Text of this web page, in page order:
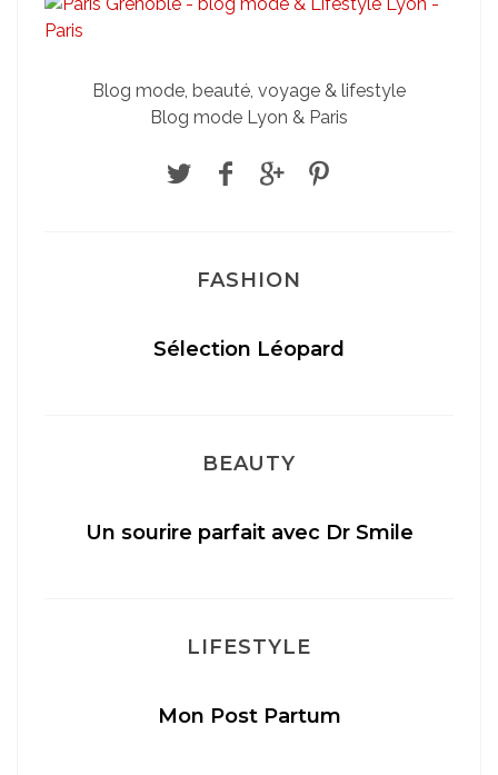
Blog mode, beauté, voyage & lifestyle
Blog mode Lyon & Paris
FASHION
Sélection Léopard
BEAUTY
Un sourire parfait avec Dr Smile
LIFESTYLE
Mon Post Partum